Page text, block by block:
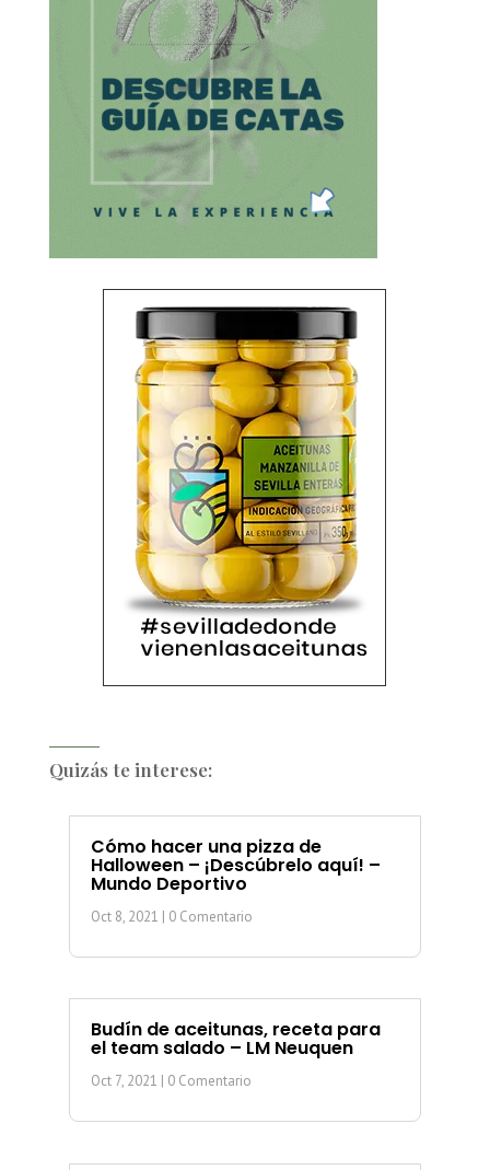
Quizás te interese:
Cómo hacer una pizza de
Halloween – ¡Descúbrelo aquí! –
Mundo Deportivo
Oct 8, 2021 | 0 Comentario
Budín de aceitunas, receta para
el team salado – LM Neuquen
Oct 7, 2021 | 0 Comentario